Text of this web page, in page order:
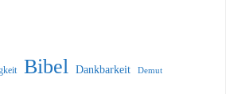
Bibel Dankbarkeit Demut